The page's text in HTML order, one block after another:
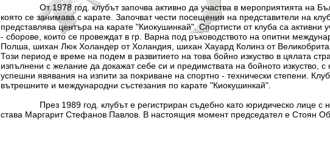
От 1978 год. клубът започва активно да участва в мероприятията на
която се занимава с карате. Започват чести посещения на представители на
представлява центъра на карате "Киокушинкай". Спортисти от клуба са активни
- сборове, които се провеждат в гр. Варна под ръководството на опитни
Полша, шихан Люк Холандер от Холандия, шихан Хауард Колинз от
Този период е време на подем в развитието на това бойно изкуство в цялата
изпълнени с желание да докажат себе си и предимствата на бойното изкуство, с
успешни явявания на изпити за покриване на спортно - технически степени.
вътрешните и международни състезания по карате "Киокушинкай".
През 1989 год. клубът е регистриран съдебно като юридическо лице с
става Маргарит Стефанов Павлов. В настоящия момент председател е Стоян